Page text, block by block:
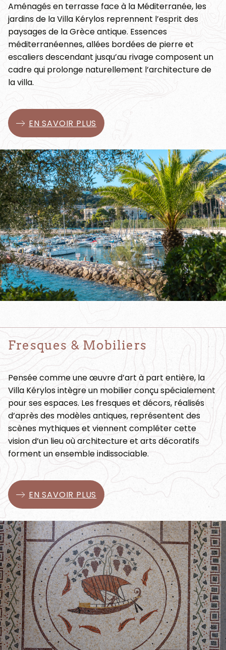
Aménagés en terrasse face à la Méditerranée, les
jardins de la Villa Kérylos reprennent l’esprit des
paysages de la Grèce antique. Essences
méditerranéennes, allées bordées de pierre et
escaliers descendant jusqu’au rivage composent un
cadre qui prolonge naturellement l’architecture de
la villa.
EN SAVOIR PLUS
Fresques & Mobiliers
Pensée comme une œuvre d’art à part entière, la
Villa Kérylos intègre un mobilier conçu spécialement
pour ses espaces. Les fresques et décors, réalisés
d’après des modèles antiques, représentent des
scènes mythiques et viennent compléter cette
vision d’un lieu où architecture et arts décoratifs
forment un ensemble indissociable.
EN SAVOIR PLUS